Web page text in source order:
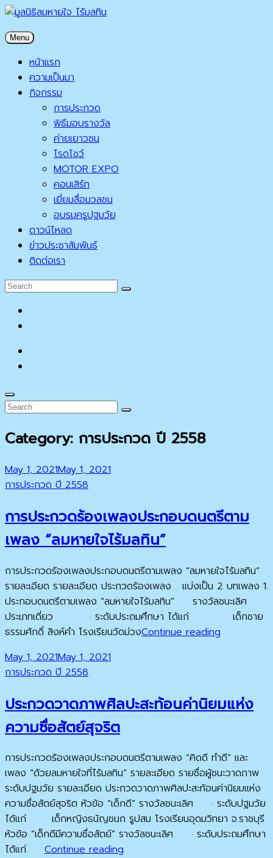
Skip
content
มูลนิธิลมหายใจ ไร้มลทิน
มูลนิธิลมหายใจ ไร้มลทิน
Menu
หน้าแรก
ความเป็นมา
กิจกรรม
การประกวด
พิธีมอบรางวัล
ค่ายเยาวชน
โรดโชว์
MOTOR EXPO
คอนเสิร์ท
เยี่ยมสื่อมวลชน
อบรมครูปฐมวัย
ดาวน์โหลด
ข่าวประชาสัมพันธ์
ติดต่อเรา
Search
Search
Search
Search
Search
Category: การประกวด ปี 2558
Posted
on
May 1, 2021May 1, 2021
Cat
การประกวด ปี 2558
การประกวดร้องเพลงประกอบดนตรีตาม
เพลง “ลมหายใจไร้มลทิน”
การประกวดร้องเพลงประกอบดนตรีตามเพลง “ลมหายใจไร้มลทิน”
รายละเอียด รายละเอียด ประกวดร้องเพลง แบ่งเป็น 2 บทเพลง 1.
ประกอบดนตรีตามเพลง “ลมหายใจไร้มลทิน” รางวัลชนะเลิศ
ประเภทเดี่ยว · ระดับประถมศึกษา ได้แก่ เด็กชาย
ธรรมศักดิ์ สิงห์คำ โรงเรียนวัดม่วงContinue reading
ดนตรี
“ลม
หายใจ
ไร้
มลทิน”
Posted
on
May 1, 2021May 1, 2021
Cat
การประกวด ปี 2558
ประกวดวาดภาพศิลปะสะท้อนค่านิยมแห่ง
ความซื่อสัตย์สุจริต
การประกวดร้องเพลงประกอบดนตรีตามเพลง “คิดดี ทำดี” และ
เพลง “ด้วยลมหายใจที่ไร้มลทิน” รายละเอียด รายชื่อผู้ชนะวาดภาพ
ระดับปฐมวัย รายละเอียด ประกวดวาดภาพศิลปะสะท้อนค่านิยมแห่ง
ความซื่อสัตย์สุจริต หัวข้อ “เด็กดี” รางวัลชนะเลิศ · ระดับปฐมวัย
ได้แก่ เด็กหญิงธนัญชนก รูปสม โรงเรียนอุดมวิทยา จ.ราชบุรี
หัวข้อ “เด็กดีมีความซื่อสัตย์” รางวัลชนะเลิศ · ระดับประถมศึกษา
ได้แก่ Continue reading